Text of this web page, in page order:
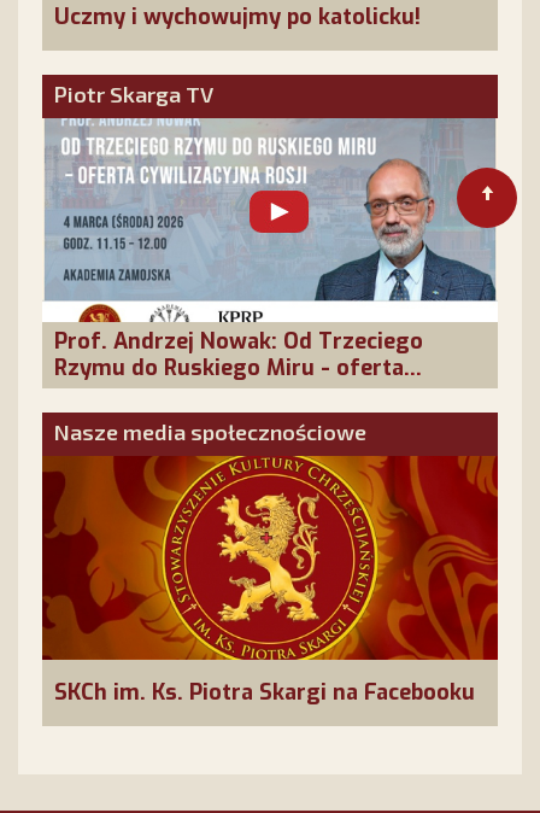
Uczmy i wychowujmy po katolicku!
Piotr Skarga TV
Prof. Andrzej Nowak: Od Trzeciego
Rzymu do Ruskiego Miru - oferta
cywilizacyjna Rosji
Nasze media społecznościowe
SKCh im. Ks. Piotra Skargi na Facebooku